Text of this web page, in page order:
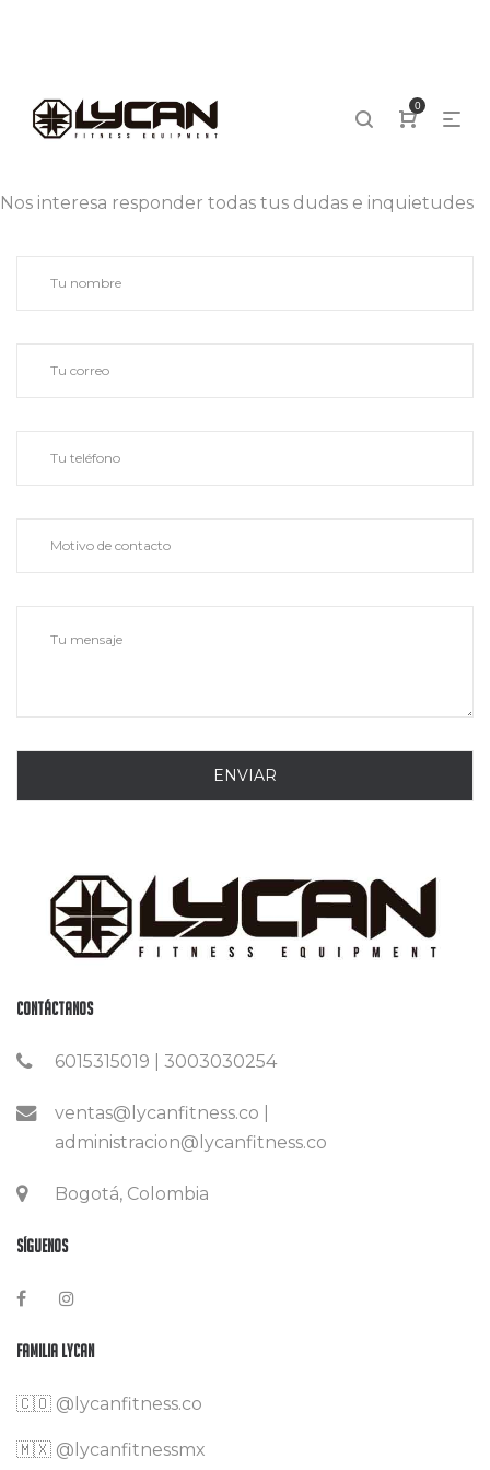
0
Nos interesa responder todas tus dudas e inquietudes
Contáctanos
6015315019 | 3003030254
ventas@lycanfitness.co |
administracion@lycanfitness.co
Bogotá, Colombia
Síguenos
Familia Lycan
🇨🇴 @lycanfitness.co
🇲🇽 @lycanfitnessmx